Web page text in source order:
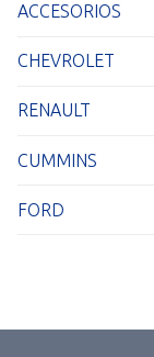
ACCESORIOS
CHEVROLET
RENAULT
CUMMINS
FORD